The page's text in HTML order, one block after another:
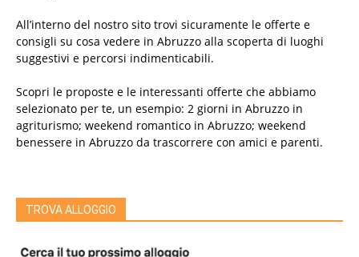
All’interno del nostro sito trovi sicuramente le offerte e
consigli su cosa vedere in Abruzzo alla scoperta di luoghi
suggestivi e percorsi indimenticabili.
Scopri le proposte e le interessanti offerte che abbiamo
selezionato per te, un esempio: 2 giorni in Abruzzo in
agriturismo; weekend romantico in Abruzzo; weekend
benessere in Abruzzo da trascorrere con amici e parenti.
TROVA ALLOGGIO